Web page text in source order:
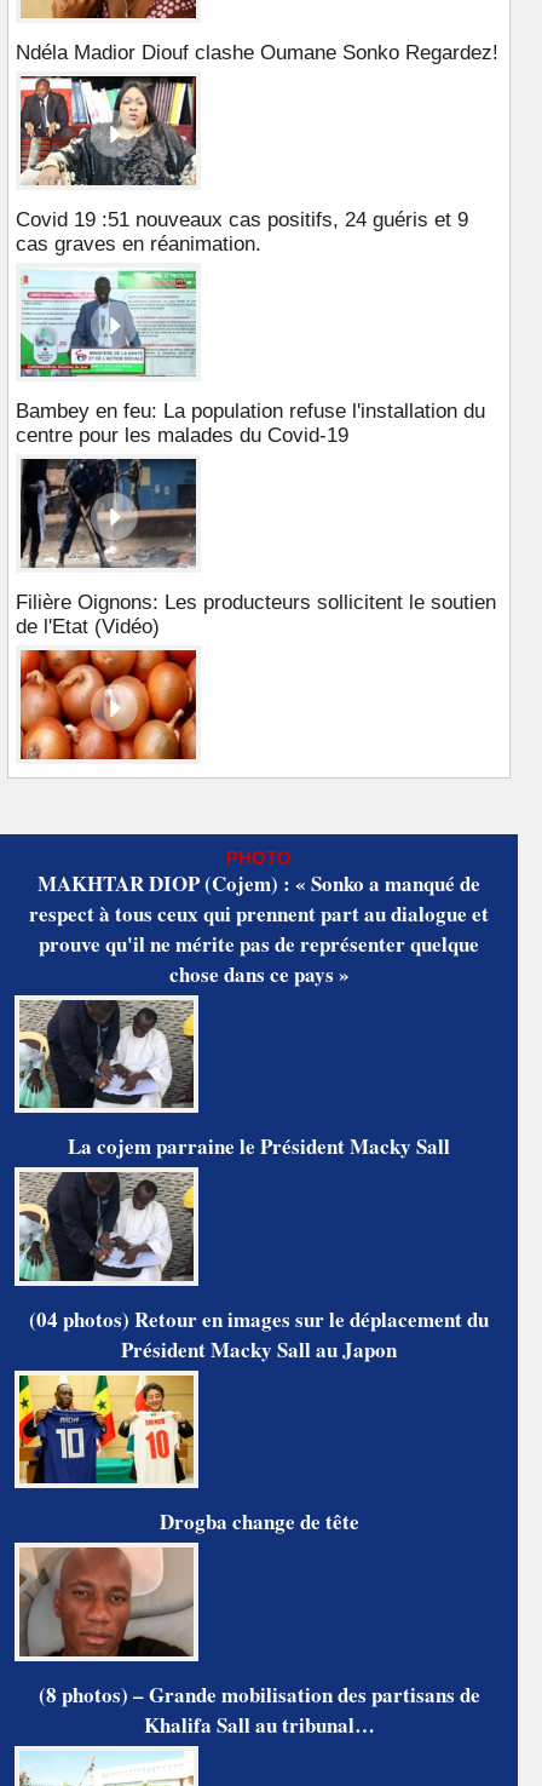
Ndéla Madior Diouf clashe Oumane Sonko Regardez!
Covid 19 :51 nouveaux cas positifs, 24 guéris et 9
cas graves en réanimation.
Bambey en feu: La population refuse l'installation du
centre pour les malades du Covid-19
Filière Oignons: Les producteurs sollicitent le soutien
de l'Etat (Vidéo)
PHOTO
MAKHTAR DIOP (Cojem) : « Sonko a manqué de
respect à tous ceux qui prennent part au dialogue et
prouve qu'il ne mérite pas de représenter quelque
chose dans ce pays »
La cojem parraine le Président Macky Sall
(04 photos) Retour en images sur le déplacement du
Président Macky Sall au Japon
Drogba change de tête
(8 photos) – Grande mobilisation des partisans de
Khalifa Sall au tribunal…